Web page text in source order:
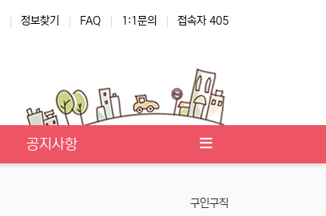
정보찾기 FAQ 1:1문의 접속자 405
공지사항
구인구직